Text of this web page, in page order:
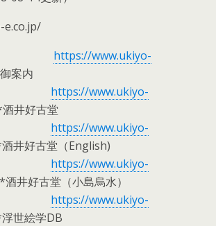
e.co.jp/
学** https://www.ukiyo-
案内
*1 https://www.ukiyo-
井好古堂
*2 https://www.ukiyo-
好古堂（English)
*3 https://www.ukiyo-
井好古堂（小島烏水）
*4 https://www.ukiyo-
絵学DB